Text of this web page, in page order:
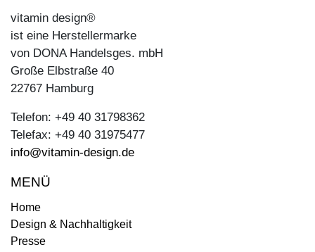
vitamin design®
ist eine Herstellermarke
von DONA Handelsges. mbH
Große Elbstraße 40
22767 Hamburg
Telefon: +49 40 31798362
Telefax: +49 40 31975477
info@vitamin-design.de
MENÜ
Home
Design & Nachhaltigkeit
Presse